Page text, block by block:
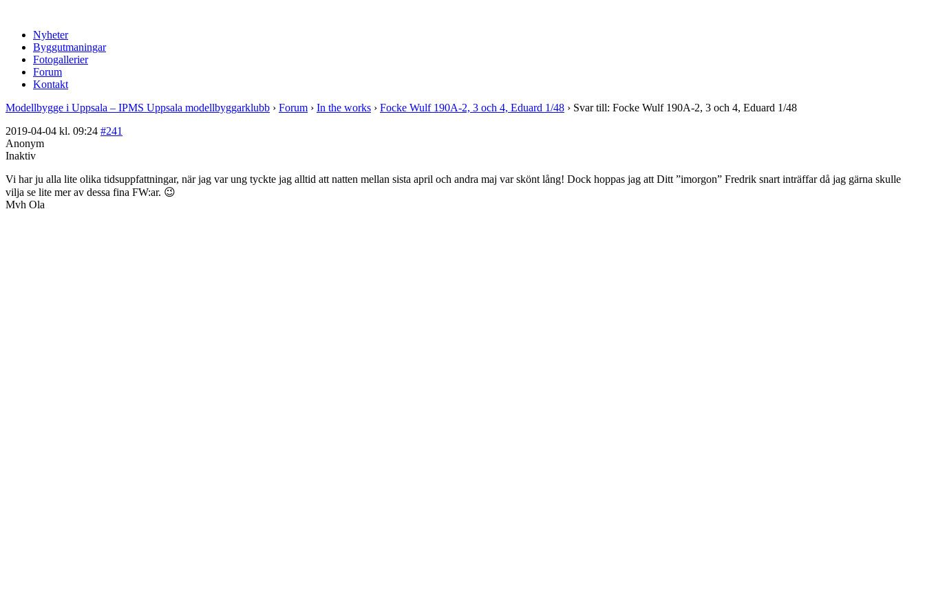
Nyheter
Byggutmaningar
Fotogallerier
Forum
Kontakt
Modellbygge i Uppsala – IPMS Uppsala modellbyggarklubb › Forum › In the works › Focke Wulf 190A-2, 3 och 4, Eduard 1/48 › Svar till: Focke Wulf 190A-2, 3 och 4, Eduard 1/48
2019-04-04 kl. 09:24 #241
Anonym
Inaktiv
Vi har ju alla lite olika tidsuppfattningar, när jag var ung tyckte jag alltid att natten mellan sista april och andra maj var skönt lång! Dock hoppas jag att Ditt ”imorgon” Fredrik snart inträffar då jag gärna skulle
vilja se lite mer av dessa fina FW:ar. 😉
Mvh Ola